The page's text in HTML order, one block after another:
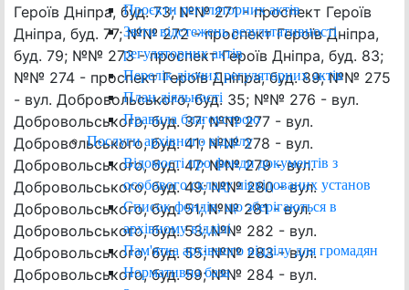
Проєкти регуляторних актів
Звіти відстежень результативності
регуляторних актів
Перелік діючих регуляторних актів
План діяльності
Правила благоустрою
Послуги архівного відділу
Відомості про фонди документів з
особового складу ліквідованих установ
Список фондів, що зберігаються в
архівному відділі
Пам'ятка архівного відділу для громадян
Нормативна база
Героїв Дніпра, буд. 73; №№ 271 - проспект Героїв
Дніпра, буд. 77; №№ 272 - проспект Героїв Дніпра,
буд. 79; №№ 273 - проспект Героїв Дніпра, буд. 83;
№№ 274 - проспект Героїв Дніпра, буд. 89; №№ 275
- вул. Добровольського, буд. 35; №№ 276 - вул.
Добровольського, буд. 37; №№ 277 - вул.
Добровольського, буд. 41; №№ 278 - вул.
Добровольського, буд. 47; №№ 279 - вул.
Добровольського, буд. 49; №№ 280 - вул.
Добровольського, буд. 51; №№ 281 - вул.
Добровольського, буд. 53; №№ 282 - вул.
Добровольського, буд. 55; №№ 283 - вул.
Добровольського, буд. 59; №№ 284 - вул.